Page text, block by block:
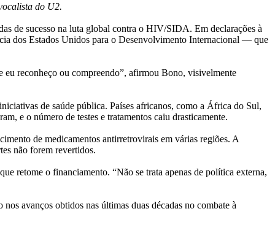
do U2.
de sucesso na luta global contra o HIV/SIDA. Em declarações à
dos Estados Unidos para o Desenvolvimento Internacional — que
eu reconheço ou compreendo”, afirmou Bono, visivelmente
de saúde pública. Países africanos, como a África do Sul,
e o número de testes e tratamentos caiu drasticamente.
de medicamentos antirretrovirais em várias regiões. A
não forem revertidos.
retome o financiamento. “Não se trata apenas de política externa,
avanços obtidos nas últimas duas décadas no combate à